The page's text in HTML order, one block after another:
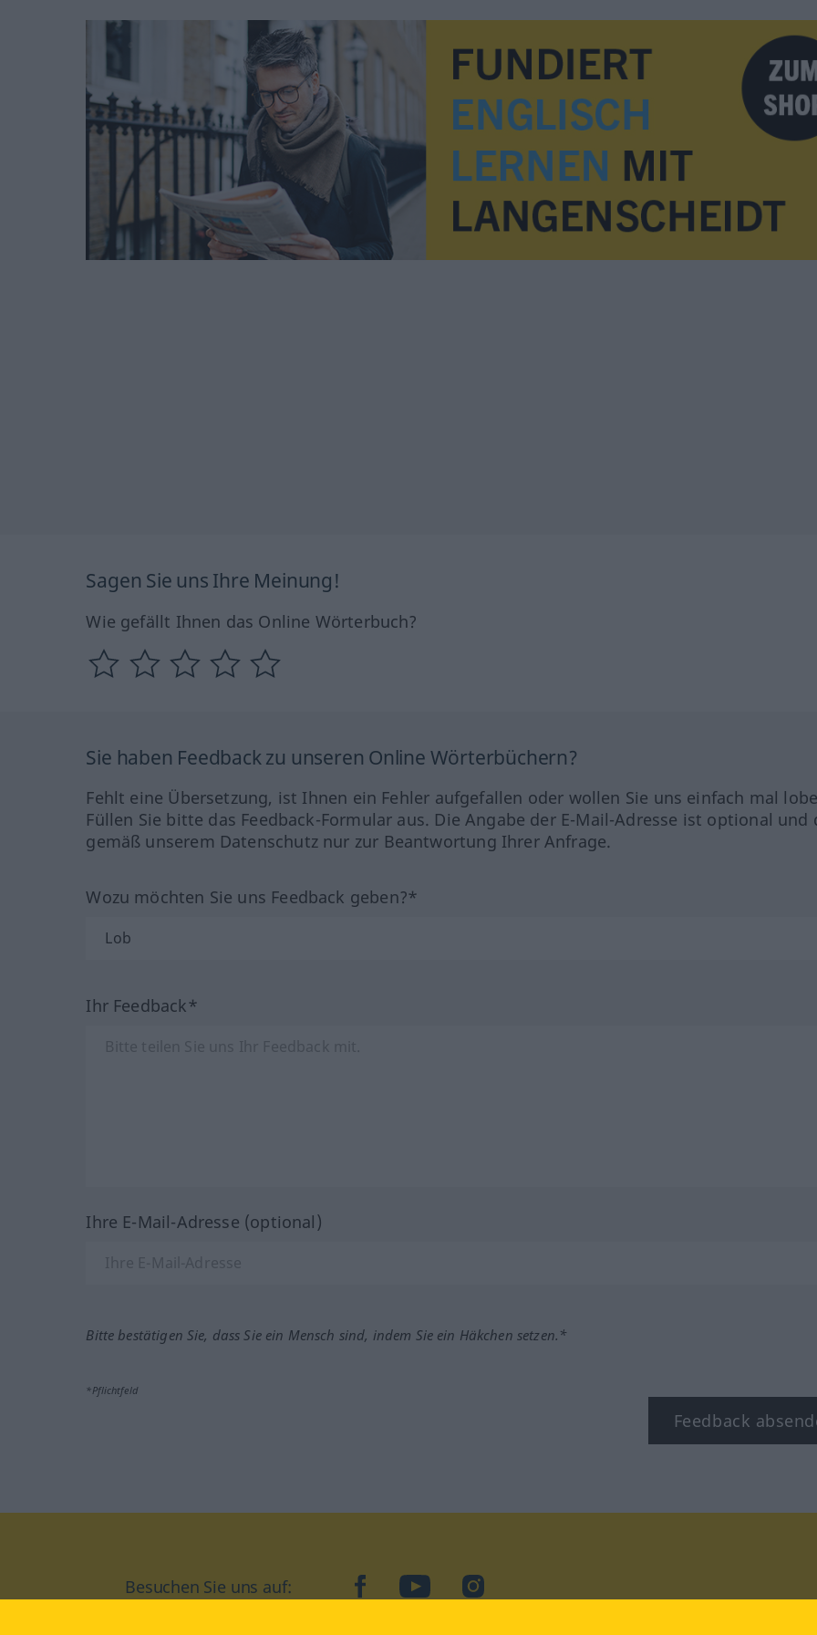
Sagen Sie uns Ihre Meinung!
Wie gefällt Ihnen das Online Wörterbuch?
Sie haben Feedback zu unseren Online Wörterbüchern?
Fehlt eine Übersetzung, ist Ihnen ein Fehler aufgefallen oder wollen Sie uns einfach mal
Füllen Sie bitte das Feedback-Formular aus. Die Angabe der E-Mail-Adresse ist optional und
gemäß unserem Datenschutz nur zur Beantwortung Ihrer Anfrage.
Wozu möchten Sie uns Feedback geben?*
Ihr Feedback*
Ihre E-Mail-Adresse (optional)
Bitte bestätigen Sie, dass Sie ein Mensch sind, indem Sie ein Häkchen setzen.*
*Pflichtfeld
Feedback
Besuchen Sie uns auf: facebookYouTubeInstagram